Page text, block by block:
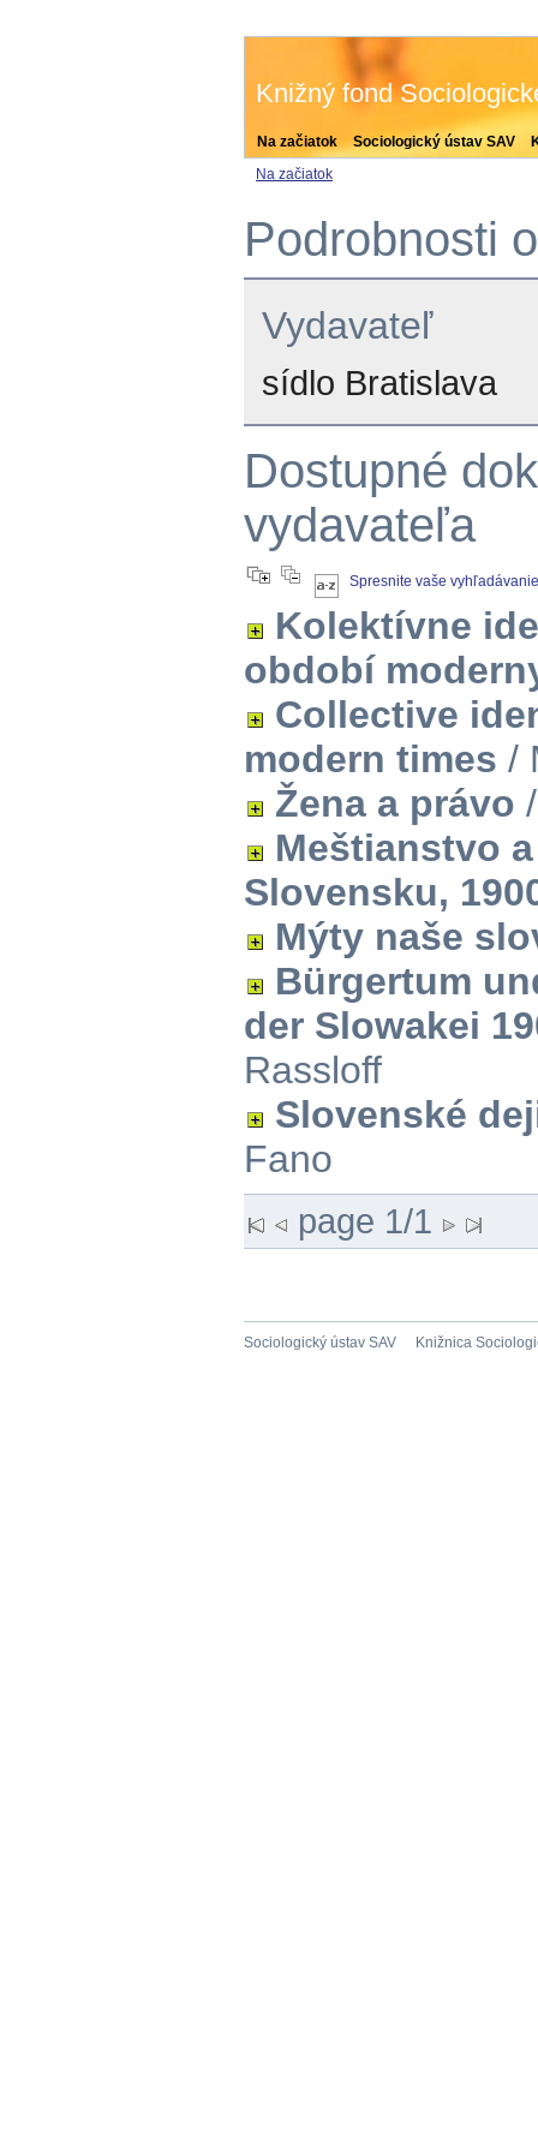
Na začiatok Sociologický ústav SAV
Knižný fond
Na začiatok
Podrobnosti
Vydavateľ
sídlo Bratislava
Dostupné
vydavateľa
Spresnite vaše vyhľadávanie
Kolektívne
období
Collective
modern times /
Žena a právo
Meštianstvo
Slovensku,
Mýty naše
Bürgertum
der Slowakei
Rassloff
Slovenské
Fano
page 1/1
Sociologický ústav SAV Knižnica